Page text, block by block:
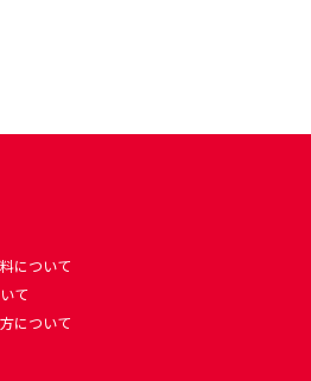
について
て
について